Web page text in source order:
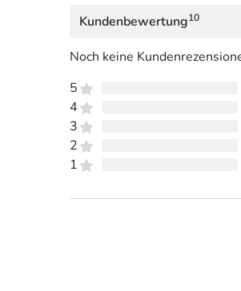
Kundenbewertung10
Noch keine
5
4
3
2
1